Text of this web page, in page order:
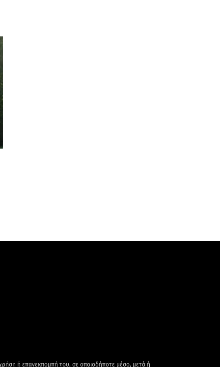
ή επανεκπομπή του, σε οποιοδήποτε μέσο, μετά ή